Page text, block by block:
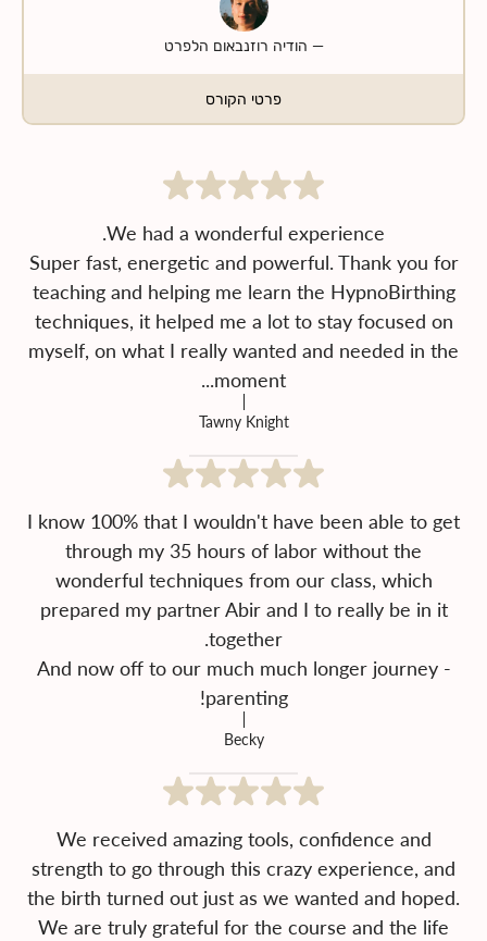
— הודיה רוזנבאום הלפרט
פרטי הקורס
Super fast, energetic and powerful. Thank you for
teaching and helping me learn the HypnoBirthing
techniques, it helped me a lot to stay focused on
myself, on what I really wanted and needed in the
moment...
Tawny Knight
I know 100% that I wouldn't have been able to get
through my 35 hours of labor without the
wonderful techniques from our class, which
prepared my partner Abir and I to really be in it
And now off to our much much longer journey -
parenting!
Becky
We received amazing tools, confidence and
strength to go through this crazy experience, and
the birth turned out just as we wanted and hoped.
We are truly grateful for the course and the life